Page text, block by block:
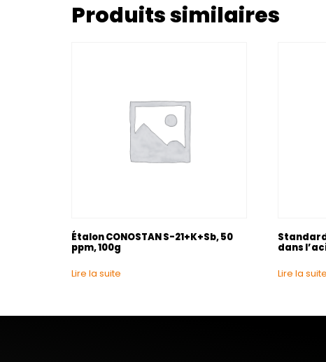
Produits similaires
Étalon CONOSTAN S-21+K+Sb, 50
ppm, 100g
Lire la suite
dans
Lire la suite